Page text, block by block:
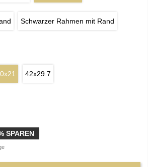
Schwarzer Rahmen mit Rand
42x29.7
SPAREN